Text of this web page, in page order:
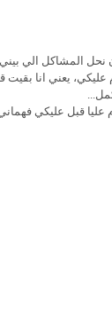
المشاكل الي
يعني انا بقيت
قبل عليكي